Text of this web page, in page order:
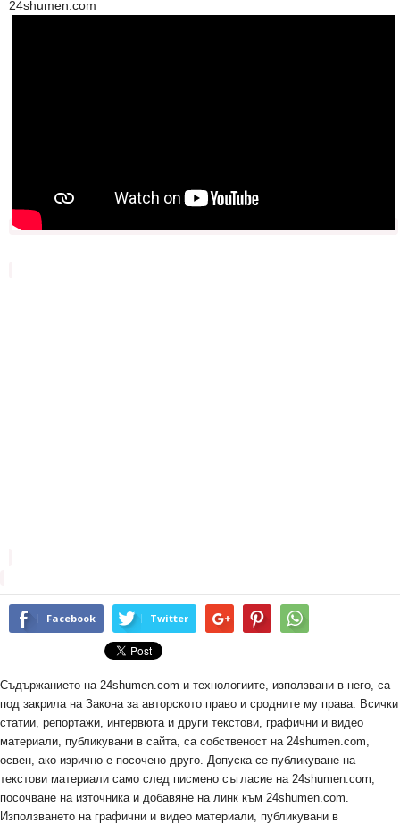
24shumen.com
Facebook Twitter
Съдържанието на 24shumen.com и технологиите, използвани в него, са
под закрила на Закона за авторското право и сродните му права. Всички
статии, репортажи, интервюта и други текстови, графични и видео
материали, публикувани в сайта, са собственост на 24shumen.com,
освен, ако изрично е посочено друго. Допуска се публикуване на
текстови материали само след писмено съгласие на 24shumen.com,
посочване на източника и добавяне на линк към 24shumen.com.
Използването на графични и видео материали, публикувани в